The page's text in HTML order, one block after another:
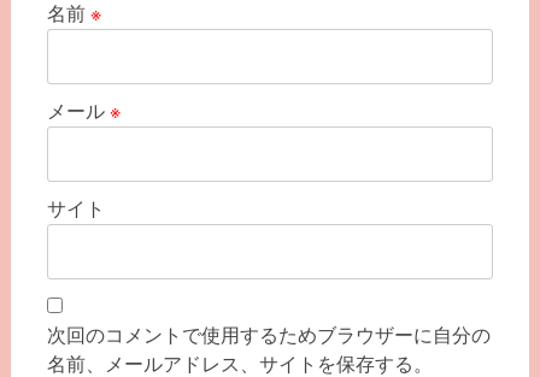
名前 ※
メール ※
サイト
次回のコメントで使用するためブラウザーに自分の
名前、メールアドレス、サイトを保存する。